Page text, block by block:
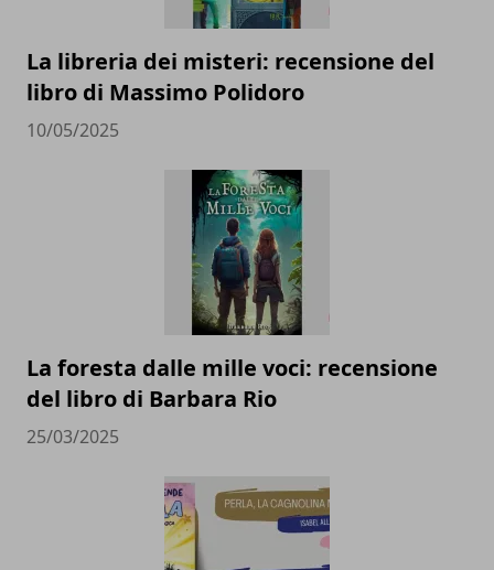
La libreria dei misteri: recensione del
libro di Massimo Polidoro
10/05/2025
La foresta dalle mille voci: recensione
del libro di Barbara Rio
25/03/2025